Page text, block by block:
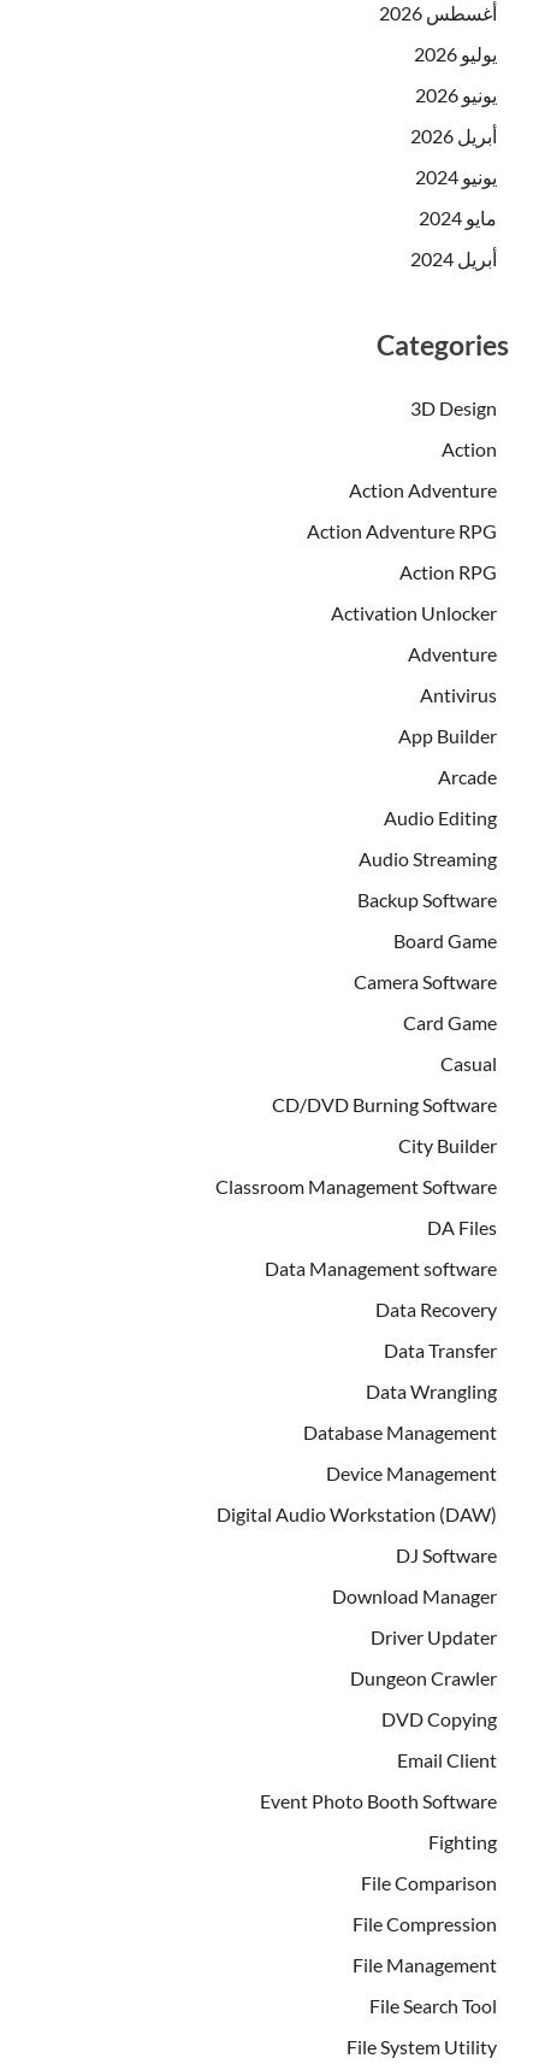
أغسطس 2026
3D Design
Action
Action Adventure
Action Adventure RPG
Action RPG
Activation Unlocker
Adventure
Antivirus
App Builder
Arcade
Audio Editing
Audio Streaming
Backup Software
Board Game
Camera Software
Card Game
Casual
CD/DVD Burning Software
City Builder
Classroom Management Software
DA Files
Data Management software
Data Recovery
Data Transfer
Data Wrangling
Database Management
Device Management
Digital Audio Workstation (DAW)
DJ Software
Download Manager
Driver Updater
Dungeon Crawler
DVD Copying
Email Client
Event Photo Booth Software
Fighting
File Comparison
File Compression
File Management
File Search Tool
File System Utility